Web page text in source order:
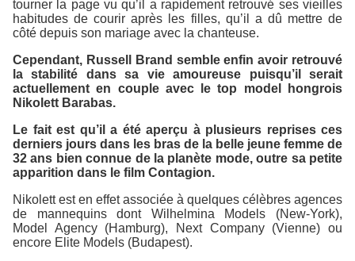
tourner la page vu qu’il a rapidement retrouvé ses vieilles
habitudes de courir après les filles, qu’il a dû mettre de
côté depuis son mariage avec la chanteuse.
Cependant, Russell Brand semble enfin avoir retrouvé
la stabilité dans sa vie amoureuse puisqu’il serait
actuellement en couple avec le top model hongrois
Nikolett Barabas.
Le fait est qu’il a été aperçu à plusieurs reprises ces
derniers jours dans les bras de la belle jeune femme de
32 ans bien connue de la planète mode, outre sa petite
apparition dans le film Contagion.
Nikolett est en effet associée à quelques célèbres agences
de mannequins dont Wilhelmina Models (New-York),
Model Agency(Hamburg), Next Company(Vienne) ou
encore Elite Models (Budapest).